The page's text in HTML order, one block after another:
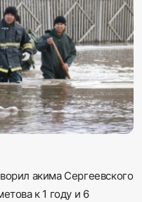
акима Сергеевского
к 1 году и 6